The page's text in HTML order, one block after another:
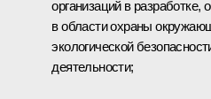
организаций в
в области охраны
экологической
деятельности;